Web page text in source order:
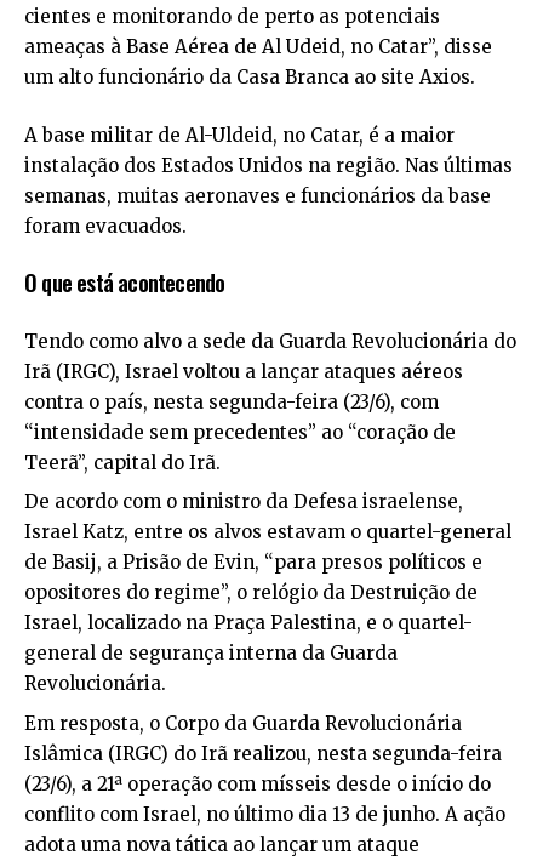
cientes e monitorando de perto as potenciais
ameaças à Base Aérea de Al Udeid, no Catar”, disse
um alto funcionário da Casa Branca ao site Axios.
A base militar de Al-Uldeid, no Catar, é a maior
instalação dos Estados Unidos na região. Nas últimas
semanas, muitas aeronaves e funcionários da base
foram evacuados.
O que está acontecendo
Tendo como alvo a sede da Guarda Revolucionária do
Irã (IRGC), Israel voltou a lançar ataques aéreos
contra o país, nesta segunda-feira (23/6), com
“intensidade sem precedentes” ao “coração de
Teerã”, capital do Irã.
De acordo com o ministro da Defesa israelense,
Israel Katz, entre os alvos estavam o quartel-general
de Basij, a Prisão de Evin, “para presos políticos e
opositores do regime”, o relógio da Destruição de
Israel, localizado na Praça Palestina, e o quartel-
general de segurança interna da Guarda
Revolucionária.
Em resposta, o Corpo da Guarda Revolucionária
Islâmica (IRGC) do Irã realizou, nesta segunda-feira
(23/6), a 21ª operação com mísseis desde o início do
conflito com Israel, no último dia 13 de junho. A ação
adota uma nova tática ao lançar um ataque